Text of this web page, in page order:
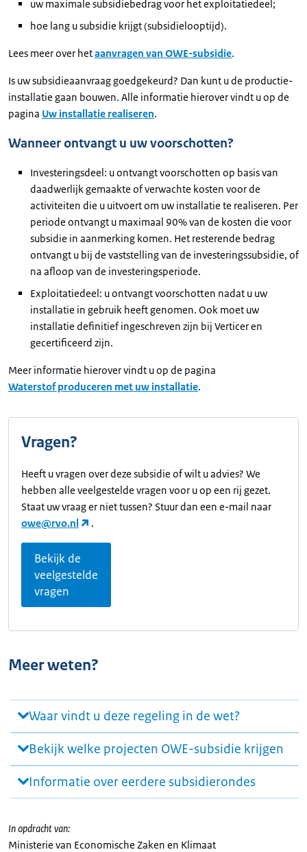
uw maximale subsidiebedrag voor het exploitatiedeel;
hoe lang u subsidie krijgt (subsidielooptijd).
Lees meer over hetaanvragen van OWE-subsidie.
Is uw subsidieaanvraag goedgekeurd? Dan kunt u de productie-
installatie gaan bouwen. Alle informatie hierover vindt u op de
pagina Uw installatie realiseren.
Wanneer ontvangt u uw voorschotten?
Investeringsdeel: u ontvangt voorschotten op basis van
daadwerlijk gemaakte of verwachte kosten voor de
activiteiten die u uitvoert om uw installatie te realiseren. Per
periode ontvangt u maximaal 90% van de kosten die voor
subsidie in aanmerking komen. Het resterende bedrag
ontvangt u bij de vaststelling van de investeringssubsidie, of
na afloop van de investeringsperiode.
Exploitatiedeel: u ontvangt voorschotten nadat u uw
installatie in gebruik heeft genomen. Ook moet uw
installatie definitief ingeschreven zijn bij Verticer en
gecertificeerd zijn.
Meer informatie hierover vindt u op de pagina
Waterstof produceren met uw installatie.
Vragen?
Heeft u vragen over deze subsidie of wilt u advies? We
hebben alle veelgestelde vragen voor u op een rij gezet.
Staat uw vraag er niet tussen? Stuur dan een e-mail naar
owe@rvo.nl
.
Bekijk de
veelgestelde
vragen
Meer weten?
Waar vindt u deze regeling in de wet?
Bekijk welke projecten OWE-subsidie krijgen
Informatie over eerdere subsidierondes
In opdracht van:
Ministerie van Economische Zaken en Klimaat